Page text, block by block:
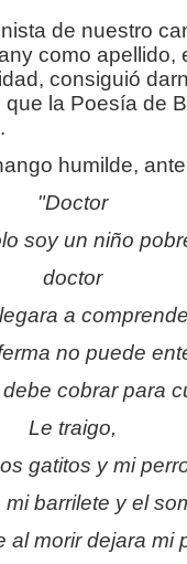
de nuestro
como apellido,
consiguió
la Poesía de
humilde,
"Doctor
soy un niño
doctor
a
no puede
cobrar para
Le traigo,
gatitos y mi
mi barrilete y el
al morir dejara mi